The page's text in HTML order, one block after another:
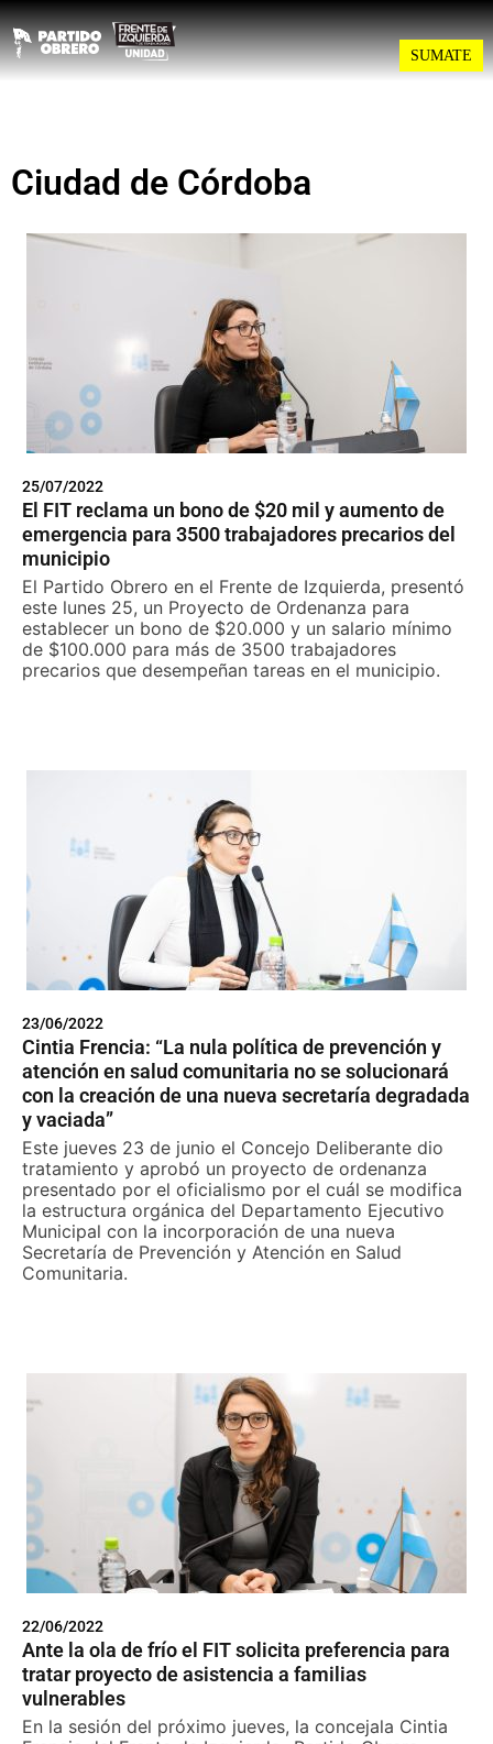
SUMATE
Ciudad de Córdoba
25/07/2022
El FIT reclama un bono de $20 mil y aumento de
emergencia para 3500 trabajadores precarios del
municipio
El Partido Obrero en el Frente de Izquierda, presentó
este lunes 25, un Proyecto de Ordenanza para
establecer un bono de $20.000 y un salario mínimo
de $100.000 para más de 3500 trabajadores
precarios que desempeñan tareas en el municipio.
23/06/2022
Cintia Frencia: “La nula política de prevención y
atención en salud comunitaria no se solucionará
con la creación de una nueva secretaría degradada
y vaciada”
Este jueves 23 de junio el Concejo Deliberante dio
tratamiento y aprobó un proyecto de ordenanza
presentado por el oficialismo por el cuál se modifica
la estructura orgánica del Departamento Ejecutivo
Municipal con la incorporación de una nueva
Secretaría de Prevención y Atención en Salud
Comunitaria.
22/06/2022
Ante la ola de frío el FIT solicita preferencia para
tratar proyecto de asistencia a familias
vulnerables
En la sesión del próximo jueves, la concejala Cintia